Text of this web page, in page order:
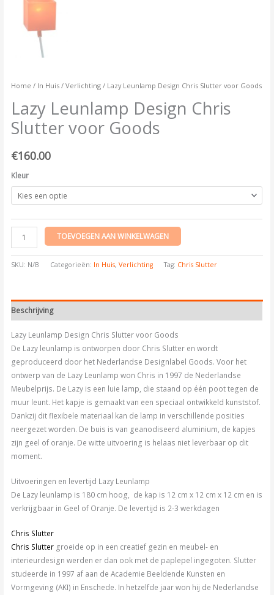
Home / In Huis /Verlichting / Lazy Leunlamp Design Chris Slutter voor Goods
Lazy Leunlamp Design Chris
Slutter voor Goods
€160.00
Kleur
TOEVOEGEN AAN WINKELWAGEN
SKU: N/B Categorieën: In Huis,Verlichting Tag: Chris Slutter
Beschrijving
Lazy Leunlamp Design Chris Slutter voor Goods
De Lazy leunlamp is ontworpen door Chris Slutter en wordt
geproduceerd door het Nederlandse Designlabel Goods. Voor het
ontwerp van de Lazy Leunlamp won Chris in 1997 de Nederlandse
Meubelprijs. De Lazy is een luie lamp, die staand op één poot tegen de
muur leunt. Het kapje is gemaakt van een speciaal ontwikkeld kunststof.
Dankzij dit flexibele materiaal kan de lamp in verschillende posities
neergezet worden. De buis is van geanodiseerd aluminium, de kapjes
zijn geel of oranje. De witte uitvoering is helaas niet leverbaar op dit
moment.
Uitvoeringen en levertijd Lazy Leunlamp
De Lazy leunlamp is 180 cm hoog, de kap is 12 cm x 12 cm x 12 cm en is
verkrijgbaar in Geel of Oranje. De levertijd is 2-3 werkdagen
Chris Slutter
Chris Slutter groeide op in een creatief gezin en meubel- en
interieurdesign werden er dan ook met de paplepel ingegoten. Slutter
studeerde in 1997 af aan de Academie Beeldende Kunsten en
Vormgeving (AKI) in Enschede. In hetzelfde jaar won hij de Nederlandse